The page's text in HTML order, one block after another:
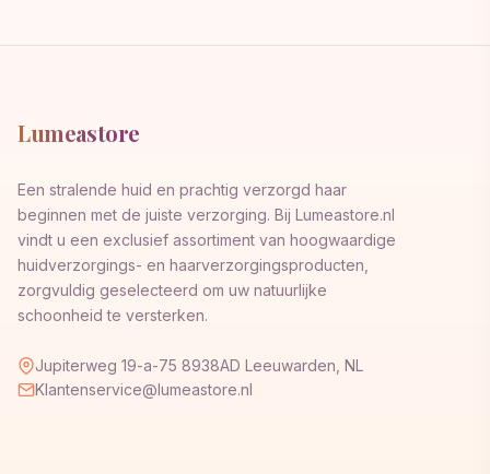
Lumeastore
Een stralende huid en prachtig verzorgd haar
beginnen met de juiste verzorging. Bij Lumeastore.nl
vindt u een exclusief assortiment van hoogwaardige
huidverzorgings- en haarverzorgingsproducten,
zorgvuldig geselecteerd om uw natuurlijke
schoonheid te versterken.
Jupiterweg 19-a-75 8938AD Leeuwarden, NL
Klantenservice@lumeastore.nl